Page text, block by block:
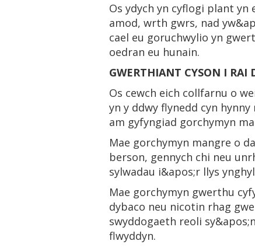
Os ydych yn cyflogi plant
amod, wrth gwrs, nad
cael eu goruchwylio yn
oedran eu hunain.
GWERTHIANT CYSON I RAI
Os cewch eich collfarnu o
yn y ddwy flynedd cyn
am gyfyngiad gorchymyn
Mae gorchymyn mangre o
berson, gennych chi neu
sylwadau i&apos;r llys
Mae gorchymyn gwerthu
dybaco neu nicotin rhag
swyddogaeth reoli
flwyddyn.